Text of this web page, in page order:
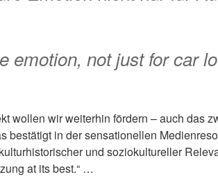
emotion, not just for car
wollen wir weiterhin fördern – auch das
bestätigt in der sensationellen
und soziokultureller
at its best.“ …